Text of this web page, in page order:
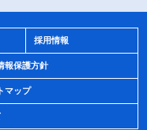
採用情報
報保護方針
マップ